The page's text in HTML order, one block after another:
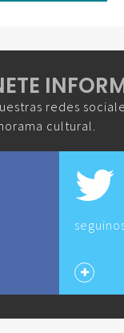
redes
cultural.